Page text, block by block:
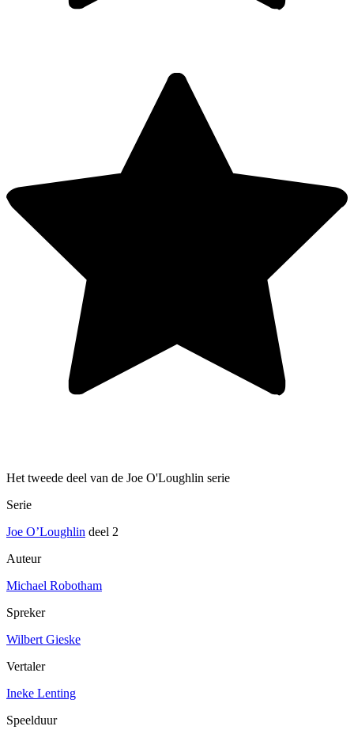
Het tweede deel van de Joe O'Loughlin serie
Serie
Joe O’Loughlin deel 2
Auteur
Michael Robotham
Spreker
Wilbert Gieske
Vertaler
Ineke Lenting
Speelduur